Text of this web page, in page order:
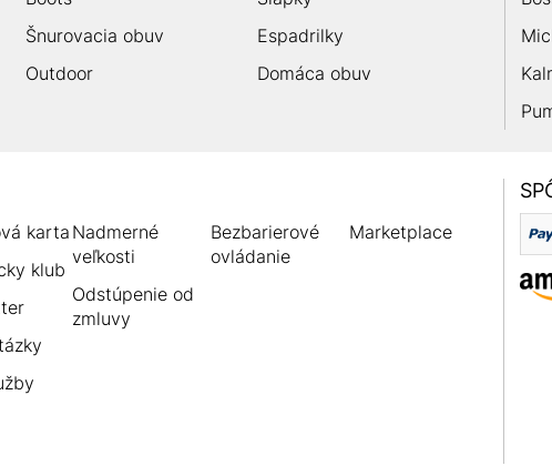
Šnurovacia obuv
Espadrilky
Outdoor Domáca obuv
karta
klub
Nadmerné
veľkosti
Odstúpenie od
zmluvy
Bezbarierové
ovládanie
Marketplace